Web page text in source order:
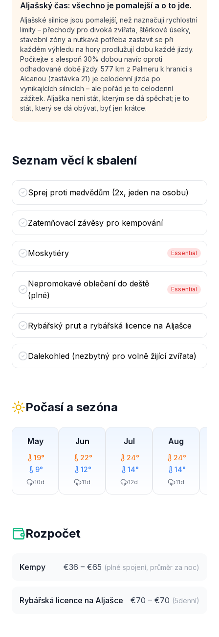
Aljašský čas: všechno je pomalejší a o to jde.
Aljašské silnice jsou pomalejší, než naznačují rychlostní
limity – přechody pro divoká zvířata, štěrkové úseky,
stavební zóny a nutkavá potřeba zastavit se při
každém výhledu na hory prodlužují dobu každé jízdy.
Počítejte s alespoň 30% dobou navíc oproti
odhadované době jízdy. 577 km z Palmeru k hranici s
Alcanou (zastávka 21) je celodenní jízda po
vynikajících silnicích – ale pořád je to celodenní
zážitek. Aljaška není stát, kterým se dá spěchat; je to
stát, který se dá obývat, byť jen krátce.
Seznam věcí k sbalení
Sprej proti medvědům (2x, jeden na osobu)
Zatemňovací závěsy pro kempování
Moskytiéry Essential
Nepromokavé oblečení do deště
(plné)
Essential
Rybářský prut a rybářská licence na Aljašce
Dalekohled (nezbytný pro volně žijící zvířata)
Počasí a sezóna
May
19°
9°
10d
Jun
22°
12°
11d
Jul
24°
14°
12d
Aug
24°
14°
11d
Rozpočet
Kempy €36 – €65 (plné spojení, průměr za noc)
Rybářská licence na Aljašce €70 – €70 (5denní)